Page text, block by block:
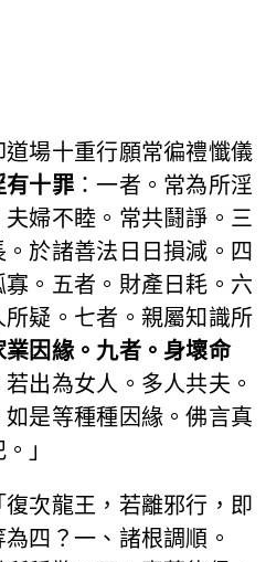
道場十重行願常徧禮懺儀
有十罪：一者。常為所淫
婦不睦。常共鬪諍。三
於諸善法日日損減。四
。五者。財產日耗。六
疑。七者。親屬知識所
因緣。九者。身壞命
出為女人。多人共夫。
是等種種因緣。佛言真
」
復次龍王，若離邪行，即
四？一、諸根調順。